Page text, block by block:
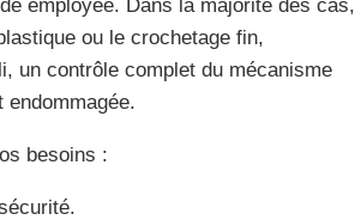
employée. Dans la majorité des cas,
ou le crochetage fin,
un contrôle complet du mécanisme
endommagée.
besoins :